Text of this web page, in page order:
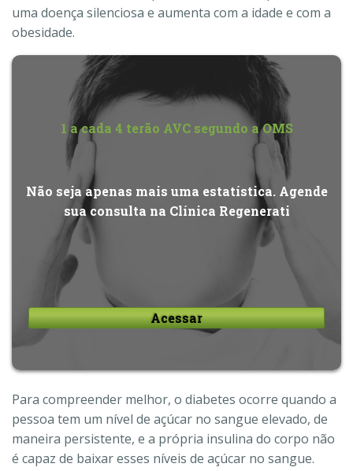
uma doença silenciosa e aumenta com a idade e com a
obesidade.
1 a cada 4 terão AVC segundo a OMS
Não seja apenas mais uma estatística. Agende
sua consulta na Clínica Regenerati
Acessar
Para compreender melhor, o diabetes ocorre quando a
pessoa tem um nível de açúcar no sangue elevado, de
maneira persistente, e a própria insulina do corpo não
é capaz de baixar esses níveis de açúcar no sangue.